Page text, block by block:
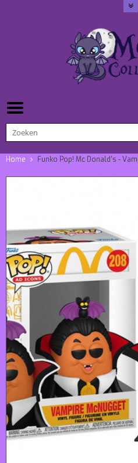
Home Funko Pop! Mc Donald’s -